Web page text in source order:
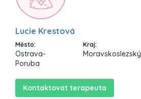
Lucie Krestová
Město:
Ostrava-
Poruba
Kraj:
Moravskoslezský
Kontaktovat terapeuta